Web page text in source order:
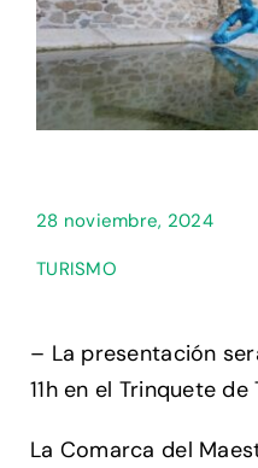
28 noviembre, 2024
TURISMO
– La presentación
11h en el Trinquete
La Comarca del